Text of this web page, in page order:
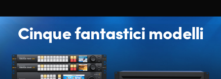
Cinque fantastici modelli